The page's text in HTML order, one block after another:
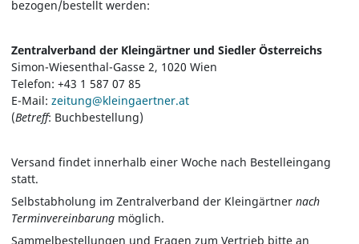
bezogen/bestellt werden:
Zentralverband der Kleingärtner und Siedler Österreichs
Simon-Wiesenthal-Gasse 2, 1020 Wien
Telefon: +43 1 587 07 85
E-Mail: zeitung@kleingaertner.at
(Betreff: Buchbestellung)
Versand findet innerhalb einer Woche nach Bestelleingang
statt.
Selbstabholung im Zentralverband der Kleingärtner nach
Terminvereinbarung möglich.
Sammelbestellungen und Fragen zum Vertrieb bitte an